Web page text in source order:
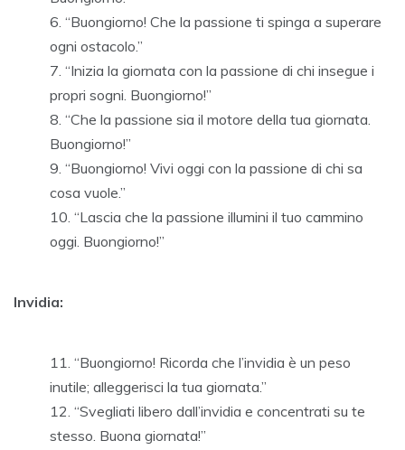
“Buongiorno! Che la passione ti spinga a superare
ogni ostacolo.”
“Inizia la giornata con la passione di chi insegue i
propri sogni. Buongiorno!”
“Che la passione sia il motore della tua giornata.
Buongiorno!”
“Buongiorno! Vivi oggi con la passione di chi sa
cosa vuole.”
“Lascia che la passione illumini il tuo cammino
oggi. Buongiorno!”
Invidia:
“Buongiorno! Ricorda che l’invidia è un peso
inutile; alleggerisci la tua giornata.”
“Svegliati libero dall’invidia e concentrati su te
stesso. Buona giornata!”